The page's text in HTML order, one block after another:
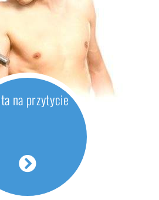
na przytycie
na przytycie
i nie wiesz jak przytyć zdrowo?
i szybka przemiana materii?
koncentracją, bywasz osłabiony,
Przeanalizujemy Twój styl życia,
zaproponujemy dietę opartą na